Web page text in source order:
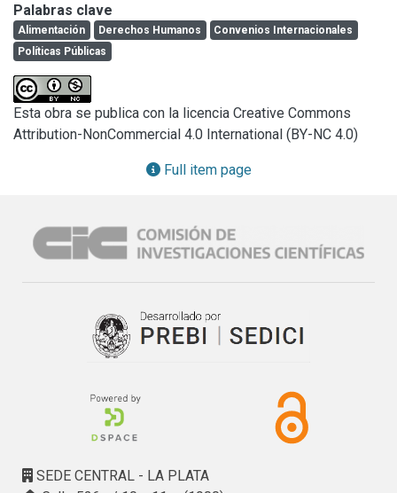
regional y la invisibilización persistente en las políticas
públicas. Los resultados obtenidos permiten presentar una
agenda de investigación y acción que identifica tensiones y
oportunidades para lograr la universalización en el ejercicio
de derechos a partir de políticas públicas integrales e
interdependientes.
rights and gender, the article analyzes, on one hand, the
scope of the right to food and its impact at the level of
public institutionality, and on the other, the recent
recognition of care as a right at a regional level and its
persistent invisibilization in public policies. The results
obtained allow for a research and action agenda that
identifies tensions and opportunities to achieve
universalization in the exercise of rights based in
Palabras clave
Alimentación Derechos Humanos
Convenios Internacionales
Políticas Públicas
Esta obra se publica con la licencia Creative Commons
Attribution-NonCommercial 4.0 International (BY-NC 4.0)
Full item page
SEDE CENTRAL - LA PLATA